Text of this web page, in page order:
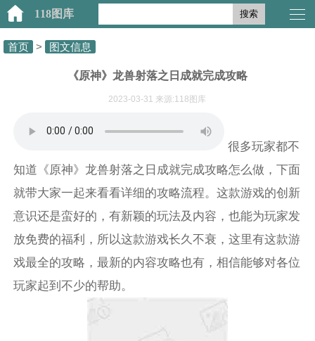
118图库 搜索
首页 > 图文信息
《原神》龙兽射落之日成就完成攻略
2023-03-31 来源:118图库
很多玩家都不
知道《原神》龙兽射落之日成就完成攻略怎么做，下面
就带大家一起来看看详细的攻略流程。这款游戏的创新
意识还是蛮好的，有新颖的玩法及内容，也能为玩家发
放免费的福利，所以这款游戏长久不衰，这里有这款游
戏最全的攻略，最新的内容攻略也有，相信能够对各位
玩家起到不少的帮助。